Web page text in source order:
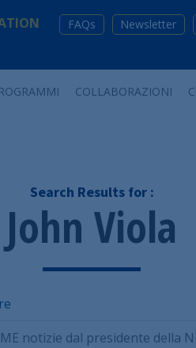
FAQs Newsletter
COLLABORAZIONI
Search Results for :
John Viola
notizie dal presidente della